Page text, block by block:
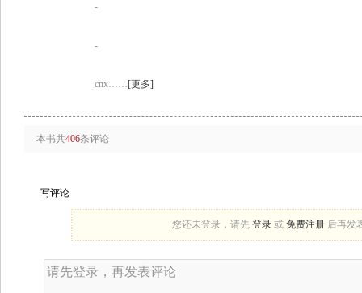
-
-
cnx……[更多]
本书共406条评论
写评论
您还未登录，请先 登录 或 免费注册 后再发